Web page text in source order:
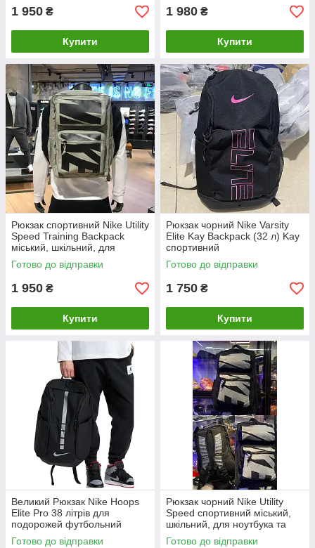
1 950 ₴
Купити
1 980 ₴
Купити
Рюкзак спортивний Nike Utility
Speed Training Backpack
міський, шкільний, для
ноутбука та подорожей
Готово до відправки
1 950 ₴
Купити
Рюкзак чорний Nike Varsity
Elite Kay Backpack (32 л) Kay
cпортивний
Готово до відправки
1 750 ₴
Купити
Великий Рюкзак Nike Hoops
Elite Pro 38 літрів для
подорожей футбольний
баскетбольний
Готово до відправки
Рюкзак чорний Nike Utility
Speed спортивний міський,
шкільний, для ноутбука та
подорожей
Готово до відправки